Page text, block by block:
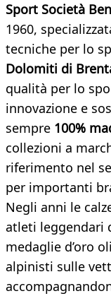
Sport Società
1960,
tecniche per lo
Dolomiti di
qualità per lo
innovazione e
sempre 100%
collezioni a
riferimento nel
per importanti
Negli anni le
atleti leggendari
medaglie d’oro
alpinisti sulle